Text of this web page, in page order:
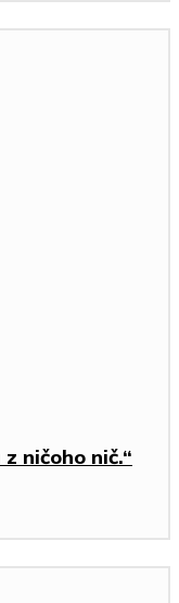
ničoho nič.“